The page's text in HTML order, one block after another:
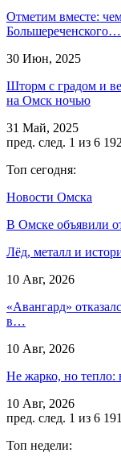
Отметим вместе:
Большереченского…
30 Июн, 2025
Шторм с градом и
на Омск ночью
31 Май, 2025
пред. след. 1 из 6 192
Топ сегодня:
Новости Омска
В Омске объявили
Лёд, металл и
10 Авг, 2026
«Авангард»
в…
10 Авг, 2026
Не жарко, но тепло:
10 Авг, 2026
пред. след. 1 из 6 191
Топ недели: